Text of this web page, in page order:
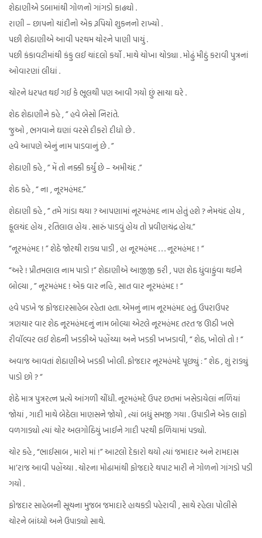
શેઠાણીએ ડબામાંથી ગોળનો ગાંગડો કાઢ્યો .
રાણી – છાપનો ચાંદીનો એક રૂપિયો શુકનનો રાખ્યો .
પછી શેઠાણીએ આવી પરથમ ચોરને પાણી પાયું .
પછી કંકાવટીમાંથી કંકુ લઈ ચાંદલો કર્યો . માથે ચોખા ચોડ્યા . મોઢું મીઠું કરાવી પુત્રનાં
ઓવારણાં લીધાં .
ચોરને ધરપત થઈ ગઈ કે ભૂલથી પણ આવી ગયો છું સાચા ઘરે .
શેઠ શેઠાણીને કહે , ” હવે બેસો નિરાંતે.
જુઓ , ભગવાને ઘણાં વરસે દીકરો દીધો છે .
હવે આપણે એનું નામ પાડવાનું છે . ”
શેઠાણી કહે , ” મેં તો નક્કી કર્યું છે – અમીચંદ .”
શેઠ કહે , “ ના , નૂરમહંમદ.”
શેઠાણી કહે , ” તમે ગાંડા થયા ? આપણામાં નૂરમહંમદ નામ હોતું હશે ? નેમચંદ હોય ,
ફૂલચંદ હોય , રતિલાલ હોય . સારું પાડવું હોય તો પ્રવીણચંદ્ર હોય.”
“નૂરમહંમદ ! ” શેઠે જોરથી રાડ્ય પાડી , હા નૂરમહંમદ . . . નૂરમહંમદ ! “
“અરે ! પ્રીતમલાલ નામ પાડો !” શેઠાણીએ આજીજી કરી , પણ શેઠ ધુંવાફુંવા થઈને
બોલ્યા , ” નૂરમહંમદ ! એક વાર નહિ , સાત વાર નૂરમહંમદ ! “
હવે પડખે જ ફોજદારસાહેબ રહેતા હતા. એમનું નામ નૂરમહંમદ હતું. ઉપરાઉપર
ત્રણચાર વાર શેઠ નૂરમહંમદનું નામ બોલ્યા એટલે નૂરમહંમદ તરત જ ઊઠી ખભે
રીવૉલ્વર લઈ શેઠની ખડકીએ પહોંચ્યા અને ખડકી ખખડાવી, “ શેઠ, ખોલો તો ! “
અવાજ આવતાં શેઠાણીએ ખડકી ખોલી. ફોજદાર નૂરમહંમદે પૂછ્યું : ” શેઠ , શું રાડ્યું
પાડો છો ? “
શેઠે માત્ર પુત્રરત્ન પ્રત્યે આંગળી ચીંધી. નૂરમહંમદે ઉપર છતમાં ખસેડાયેલાં નળિયાં
જોયાં , ગાદી માથે બેઠેલા માણસને જોયો , ત્યાં બધું સમજી ગયા . ઉપાડીને એક લાફો
વળગાડ્યો ત્યાં ચોર અલગોઠિયું ખાઈને ગાદી પરથી ફળિયામાં પડ્યો.
ચોર કહે , “ભાઈસાબ , મારો માં !” આટલો દેકારો થયો ત્યાં જમાદાર અને રામદાસ
મા’રાજ આવી પહોંચ્યા . ચોરના મોઢામાંથી ફોજદારે થપાટ મારી ને ગોળનો ગાંગડો પડી
ગયો .
ફોજદાર સાહેબની સૂચના મુજબ જમાદારે હાથકડી પહેરાવી , સાથે રહેલા પોલીસે
ચોરને બાંધ્યો અને ઉપાડ્યો સાથે.